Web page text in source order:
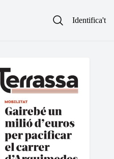
Identifica't